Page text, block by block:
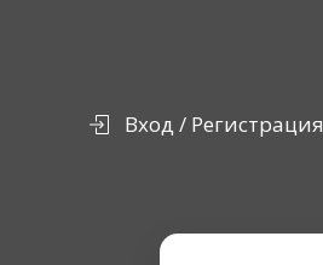
Вход / Регистрация